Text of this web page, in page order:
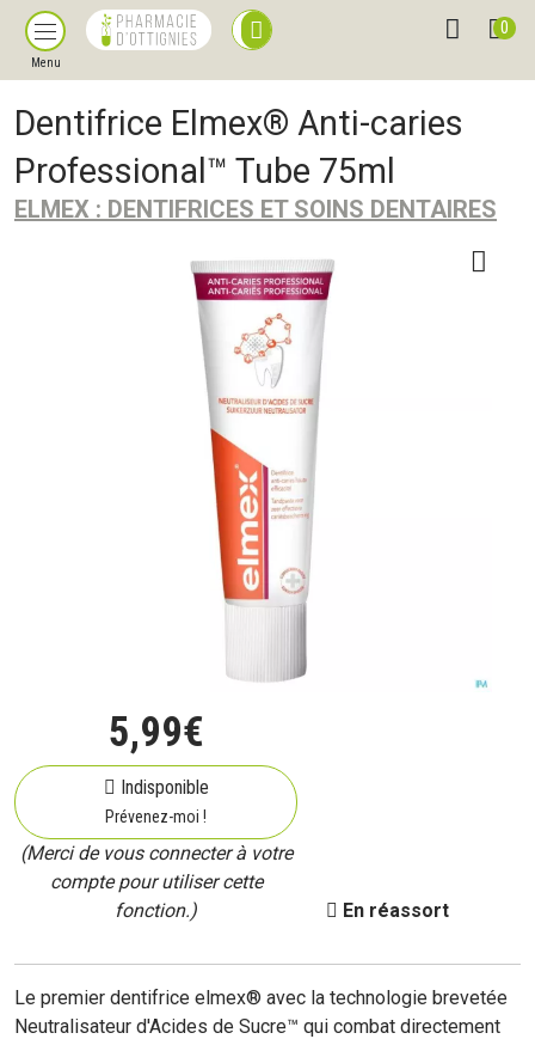
Menu
0
Dentifrice Elmex® Anti-caries
Professional™ Tube 75ml
ELMEX : DENTIFRICES ET SOINS DENTAIRES
5,99€
Indisponible
Prévenez-moi !
(Merci de vous connecter à votre
compte pour utiliser cette
fonction.)
En réassort
Le premier dentifrice elmex® avec la technologie brevetée
Neutralisateur d'Acides de Sucre™ qui combat directement